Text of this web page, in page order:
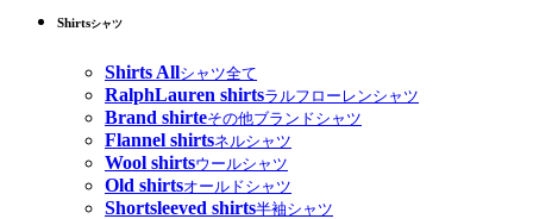
Shirtsシャツ
Shirts Allシャツ全て
RalphLauren shirtsラルフローレンシャツ
Brand shirteその他ブランドシャツ
Flannel shirtsネルシャツ
Wool shirtsウールシャツ
Old shirtsオールドシャツ
Shortsleeved shirts半袖シャツ